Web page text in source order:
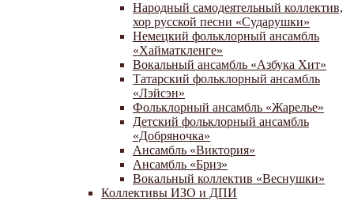
Народный самодеятельный коллектив,
хор русской песни «Сударушки»
Немецкий фольклорный ансамбль
«Хайматкленге»
Вокальный ансамбль «Азбука Хит»
Татарский фольклорный ансамбль
«Лэйсэн»
Фольклорный ансамбль «Жарелье»
Детский фольклорный ансамбль
«Добряночка»
Ансамбль «Виктория»
Ансамбль «Бриз»
Вокальный коллектив «Веснушки»
Коллективы ИЗО и ДПИ